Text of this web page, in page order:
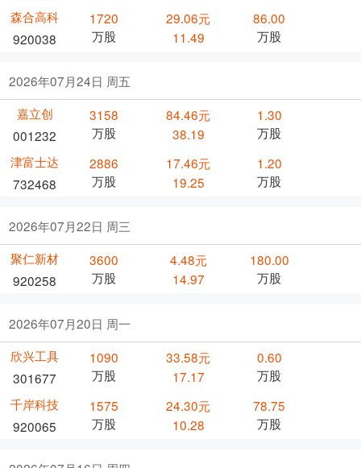
森合高科
920038
1720
万股
29.06元
11.49
86.00
万股
2026年07月24日 周五
嘉立创
001232
3158
万股
84.46元
38.19
1.30
万股
津富士达
732468
2886
万股
17.46元
19.25
1.20
万股
2026年07月22日 周三
聚仁新材
920258
3600
万股
4.48元
14.97
180.00
万股
2026年07月20日 周一
欣兴工具
301677
1090
万股
33.58元
17.17
0.60
万股
千岸科技
920065
1575
万股
24.30元
10.28
78.75
万股